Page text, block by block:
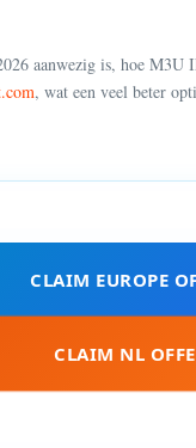
aanwezig is, hoe
, wat een veel beter
CLAIM EUROPE
CLAIM NL